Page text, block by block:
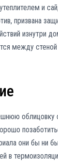
и
призвана
изнутри
между
облицовку
они бы ни
в